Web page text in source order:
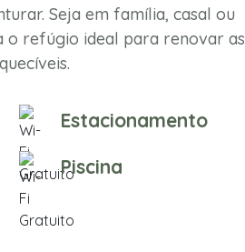
Seja em família, casal ou
o refúgio ideal para renovar as
Estacionamento
Piscina